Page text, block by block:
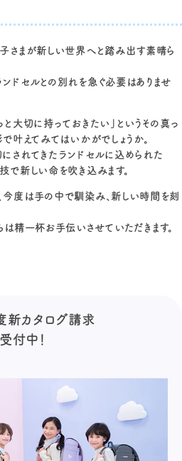
子さまが新しい世界へと踏み出す素晴ら
ドセルとの別れを急ぐ必要はありませ
と大切に持っておきたい」というその真っ
で叶えてみてはいかがでしょうか。
されてきたランドセルに込められた
で新しい命を吹き込みます。
度は手の中で馴染み、新しい時間を刻
は精一杯お手伝いさせていただきます。
新カタログ請求
受付中！